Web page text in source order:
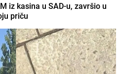
iz kasina u SAD-u, završio u
priču